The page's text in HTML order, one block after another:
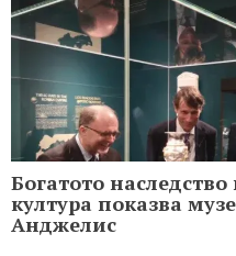
Богатото
култура показва
Анджелис